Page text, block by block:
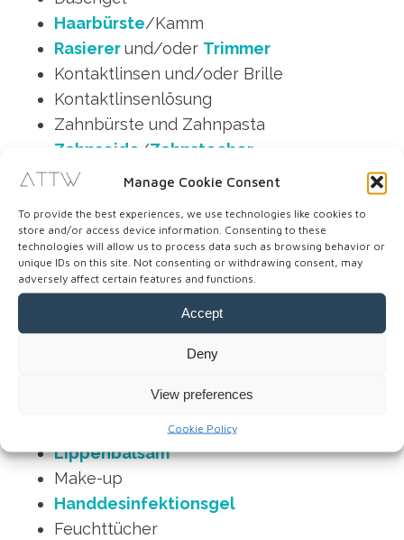
Manage Cookie Consent
To provide the best experiences, we use technologies like cookies to
store and/or access device information. Consenting to these
technologies will allow us to process data such as browsing behavior or
unique IDs on this site. Not consenting or withdrawing consent, may
adversely affect certain features and functions.
Accept
Deny
View preferences
Cookie Policy
Haarbürste/Kamm
Rasiererund/oder Trimmer
Kontaktlinsen und/oder Brille
Kontaktlinsenlösung
Zahnbürste und Zahnpasta
Zahnseide /Zahnstocher
Nagelknipser
und/oder
Nagelscheren
Sonnencreme
After Sun
Tagescreme/Nachtcreme
Entsorgungsbeutel für
Damenhygieneartikel
Wachs, Gel oder Haarspray
Lippenbalsam
Make-up
Handdesinfektionsgel
Feuchttücher